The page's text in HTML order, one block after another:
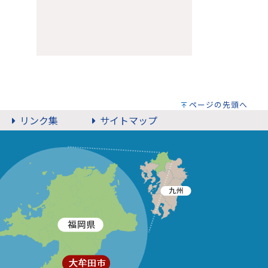
ページの先頭へ
リンク集 サイトマップ